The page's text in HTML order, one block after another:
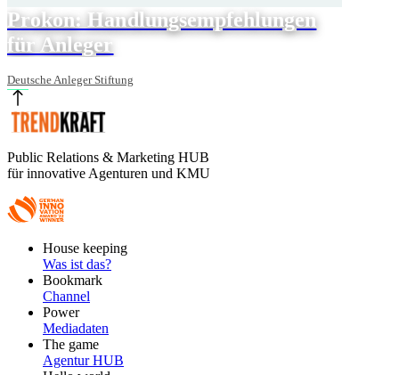
Prokon: Handlungsempfehlungen
für Anleger
Deutsche Anleger Stiftung
Public Relations & Marketing HUB
für innovative Agenturen und KMU
FooterHouse keeping
Was ist das?
Bookmark
Channel
Power
Mediadaten
The game
Agentur HUB